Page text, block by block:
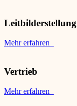
Leitbilderstellung
Mehr erfahren
Vertrieb
Mehr erfahren